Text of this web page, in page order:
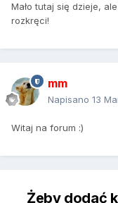
Mało tutaj się dzieje,
rozkręci!
mm
Napisano 13
Witaj na forum :)
Żeby dodać